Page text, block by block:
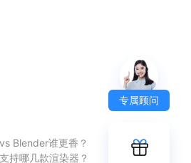
Blender谁更香？
持哪几款渲染器？
专属顾问